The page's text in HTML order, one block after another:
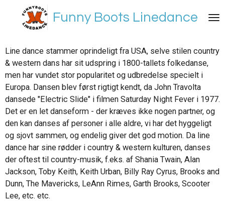
Spring
Funny Boots Linedance
Line dance stammer oprindeligt fra USA, selve stilen country
& western dans har sit udspring i 1800-tallets folkedanse,
men har vundet stor popularitet og udbredelse specielt i
Europa. Dansen blev først rigtigt kendt, da John Travolta
dansede "Electric Slide" i filmen Saturday Night Fever i 1977.
Det er en let danseform - der kræves ikke nogen partner, og
den kan danses af personer i alle aldre, vi har det hyggeligt
og sjovt sammen, og endelig giver det god motion. Da line
dance har sine rødder i country & western kulturen, danses
der oftest til country-musik, f.eks. af Shania Twain, Alan
Jackson, Toby Keith, Keith Urban, Billy Ray Cyrus, Brooks and
Dunn, The Mavericks, LeAnn Rimes, Garth Brooks, Scooter
Lee, etc. etc.